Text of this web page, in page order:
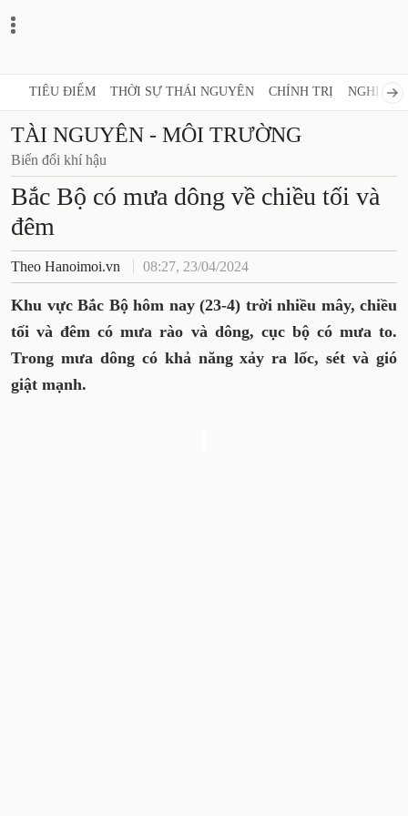
TIÊU ĐIỂM THỜI SỰ THÁI NGUYÊN CHÍNH TRỊ NGHỊ
TÀI NGUYÊN - MÔI TRƯỜNG
Biến đổi khí hậu
Bắc Bộ có mưa dông về chiều tối và
đêm
Theo Hanoimoi.vn 08:27, 23/04/2024
Khu vực Bắc Bộ hôm nay (23-4) trời nhiều mây, chiều
tối và đêm có mưa rào và dông, cục bộ có mưa to.
Trong mưa dông có khả năng xảy ra lốc, sét và gió
giật mạnh.